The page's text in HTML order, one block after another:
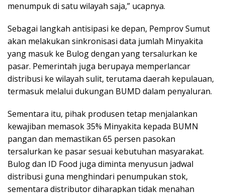
menumpuk di satu wilayah saja,” ucapnya.
Sebagai langkah antisipasi ke depan, Pemprov Sumut
akan melakukan sinkronisasi data jumlah Minyakita
yang masuk ke Bulog dengan yang tersalurkan ke
pasar. Pemerintah juga berupaya memperlancar
distribusi ke wilayah sulit, terutama daerah kepulauan,
termasuk melalui dukungan BUMD dalam penyaluran.
Sementara itu, pihak produsen tetap menjalankan
kewajiban memasok 35% Minyakita kepada BUMN
pangan dan memastikan 65 persen pasokan
tersalurkan ke pasar sesuai kebutuhan masyarakat.
Bulog dan ID Food juga diminta menyusun jadwal
distribusi guna menghindari penumpukan stok,
sementara distributor diharapkan tidak menahan